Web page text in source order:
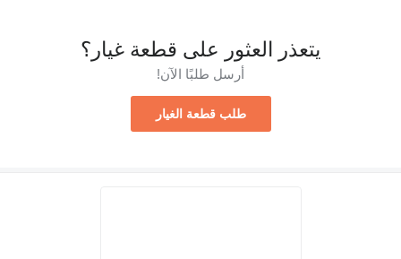
يتعذر العثور على قطعة غيار؟
أرسل طلبًا الآن!
طلب قطعة الغيار